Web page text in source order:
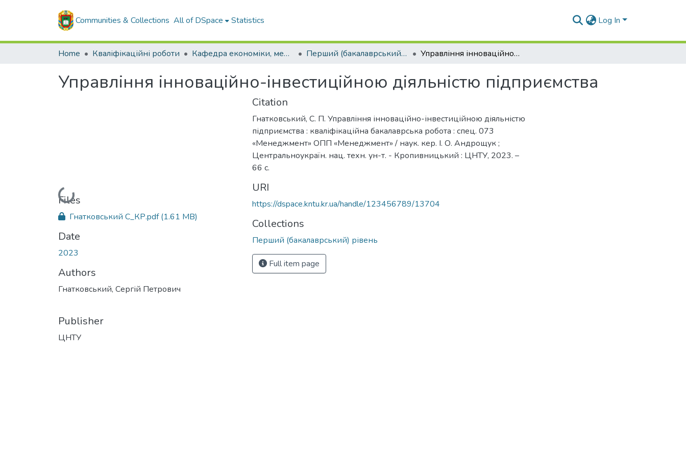
Communities & Collections All of DSpace Statistics Log In
Home Кваліфікаційні роботи Кафедра економіки, менеджменту та комерційної діяльності Перший (бакалаврський) рівень Управління інноваційно-інвестиційною діяльністю підприємства
Управління інноваційно-інвестиційною діяльністю підприємства
Loading...
Files
Гнатковський С_КР.pdf(1.61 MB)
Date
2023
Authors
Гнатковський, Сергій Петрович
Publisher
ЦНТУ
Citation
Гнатковський, С. П. Управління інноваційно-інвестиційною діяльністю
підприємства : кваліфікаційна бакалаврська робота : спец. 073
«Менеджмент» ОПП «Менеджмент» / наук. кер. І. О. Андрощук ;
Центральноукраїн. нац. техн. ун-т. - Кропивницький : ЦНТУ, 2023. –
66 с.
URI
https://dspace.kntu.kr.ua/handle/123456789/13704
Collections
Перший (бакалаврський) рівень
Full item page